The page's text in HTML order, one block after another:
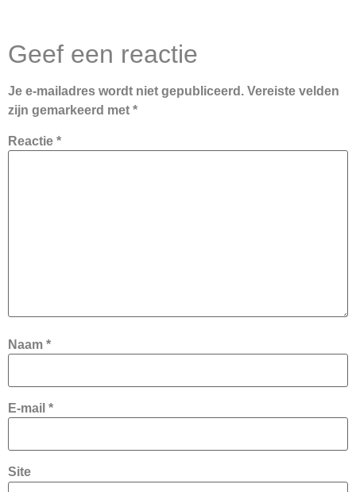
Geef een reactie
Je e-mailadres wordt niet gepubliceerd. Vereiste velden
zijn gemarkeerd met *
Reactie *
Naam *
E-mail *
Site